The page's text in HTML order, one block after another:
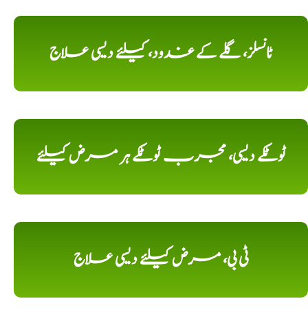
ٹانسلز، گلے کے غدود، کیلئے دیسی علاج
ٹوٹکے دیسی، مجرب ٹوٹکے ہر مرض کیلئے
ٹی بی، مرض کیلئے دیسی علاج